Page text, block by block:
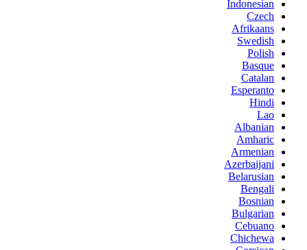
Indonesian
Czech
Afrikaans
Swedish
Polish
Basque
Catalan
Esperanto
Hindi
Lao
Albanian
Amharic
Armenian
Azerbaijani
Belarusian
Bengali
Bosnian
Bulgarian
Cebuano
Chichewa